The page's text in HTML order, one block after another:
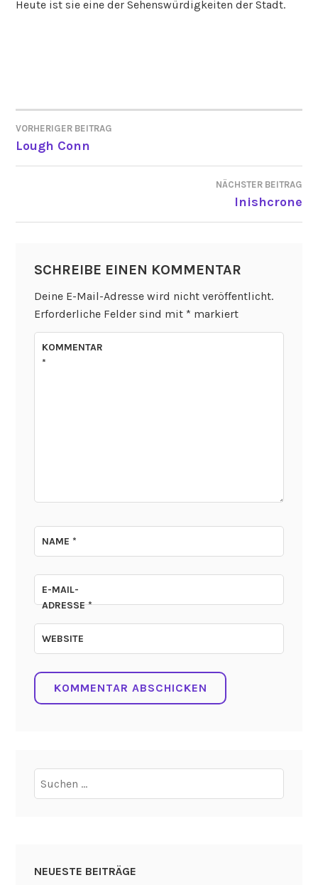
Heute ist sie eine der Sehenswürdigkeiten der Stadt.
BEITRAGSNAVIGATION
VORHERIGER BEITRAG
Lough Conn
NÄCHSTER BEITRAG
Inishcrone
SCHREIBE EINEN KOMMENTAR
Deine E-Mail-Adresse wird nicht veröffentlicht.
Erforderliche Felder sind mit * markiert
KOMMENTAR
*
NAME*
E-MAIL-
ADRESSE*
WEBSITE
nach:
NEUESTE BEITRÄGE